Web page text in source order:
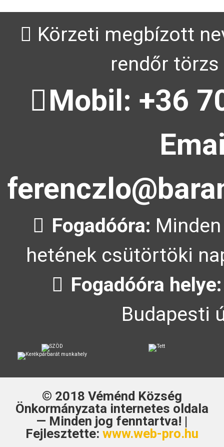
Körzeti megbízott
rendőr
Mobil: +36
Fogadóóra:
hetének csütörtöki
Fogadóóra helye:
Budapesti
© 2018 Véménd Község
Önkormányzata internetes oldala
— Minden jog fenntartva! |
Fejlesztette: www.web-pro.hu